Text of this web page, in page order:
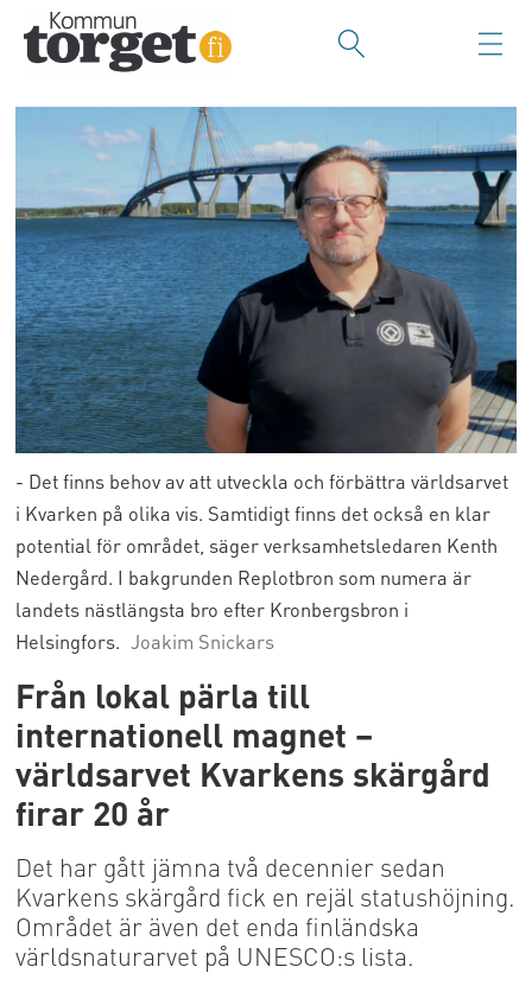
- Det finns behov av att utveckla och förbättra världsarvet
i Kvarken på olika vis. Samtidigt finns det också en klar
potential för området, säger verksamhetsledaren Kenth
Nedergård. I bakgrunden Replotbron som numera är
landets nästlängsta bro efter Kronbergsbron i
Helsingfors. Joakim Snickars
Från lokal pärla till
internationell magnet –
världsarvet Kvarkens skärgård
firar 20 år
Det har gått jämna två decennier sedan
Kvarkens skärgård fick en rejäl statushöjning.
Området är även det enda finländska
världsnaturarvet på UNESCO:s lista.